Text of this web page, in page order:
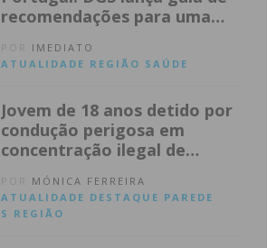
recomendações para uma
IMEDIATO
ATUALIDADE REGIÃO SAÚDE
Jovem de 18 anos detido por
condução perigosa em
concentração ilegal de
motas
MÓNICA FERREIRA
ATUALIDADE DESTAQUE PAREDE
S REGIÃO